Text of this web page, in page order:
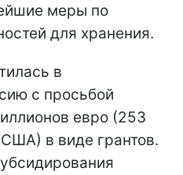
меры по
для хранения.
в
с просьбой
евро (253
в виде грантов.